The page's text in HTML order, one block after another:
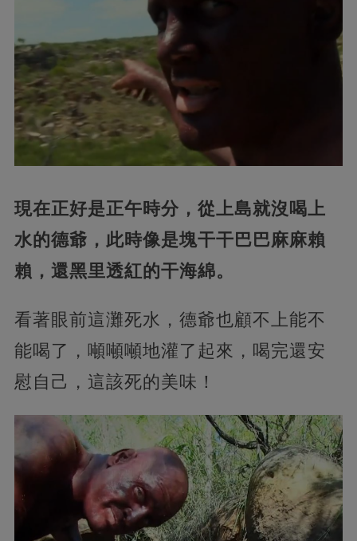
現在正好是正午時分，從上島就沒喝上
水的德爺，此時像是塊干干巴巴麻麻賴
賴，還黑里透紅的干海綿。
看著眼前這灘死水，德爺也顧不上能不
能喝了，噸噸噸地灌了起來，喝完還安
慰自己，這該死的美味！